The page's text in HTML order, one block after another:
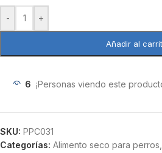
- +
Añadir al
6 ¡Personas viendo este
SKU: PPC031
Categorías: Alimento seco para perros